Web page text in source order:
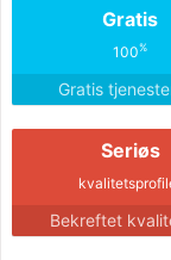
Gratis
100%
Gratis
Seriøs
Bekreftet